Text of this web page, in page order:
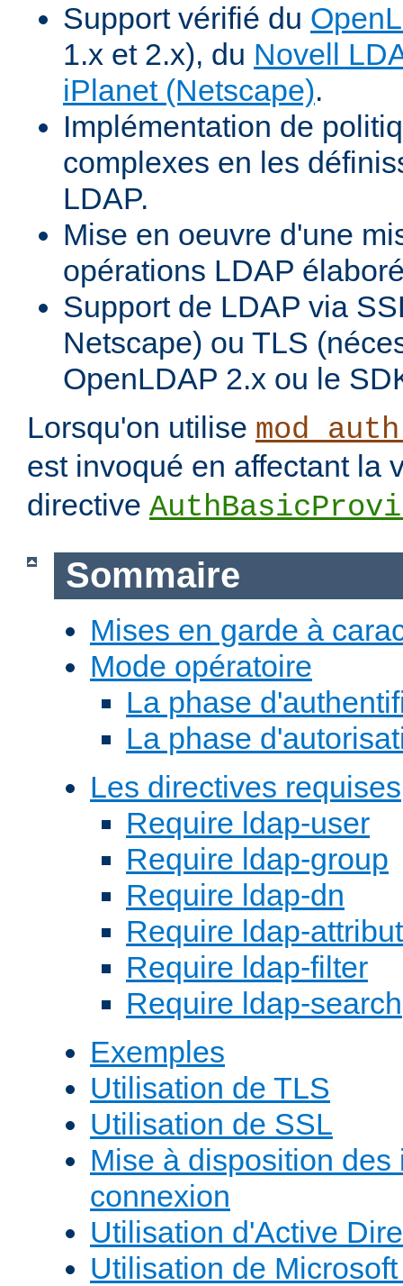
Support vérifié du
1.x et 2.x), du Novell
iPlanet (Netscape).
Implémentation de
complexes en les
LDAP.
Mise en oeuvre d'une
opérations LDAP
Support de LDAP via
Netscape) ou TLS
OpenLDAP 2.x ou le
Lorsqu'on utilise
est invoqué en affectant la
directive
Sommaire
Mises en garde à
Mode opératoire
La phase
La phase
Les directives requises
Require ldap-user
Require ldap-group
Require ldap-dn
Require ldap-
Require ldap-filter
Require ldap-search
Exemples
Utilisation de TLS
Utilisation de SSL
Mise à disposition des
connexion
Utilisation d'Active
Utilisation de